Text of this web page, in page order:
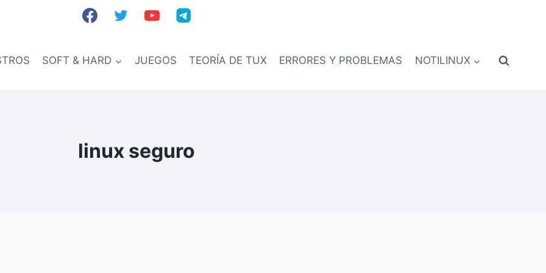
SOFT & HARD JUEGOS TEORÍA DE TUX ERRORES Y PROBLEMAS NOTILINUX
linux seguro